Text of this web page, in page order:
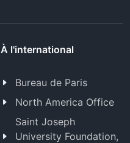
À l'international
Bureau de Paris
North America Office
Saint Joseph
University Foundation,